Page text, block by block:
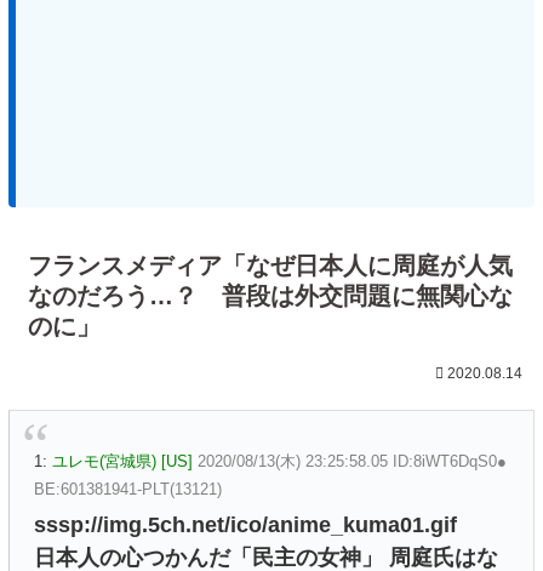
フランスメディア「なぜ日本人に周庭が人気
なのだろう…？ 普段は外交問題に無関心な
のに」
2020.08.14
1: ユレモ(宮城県) [US] 2020/08/13(木) 23:25:58.05 ID:8iWT6DqS0●
BE:601381941-PLT(13121)
sssp://img.5ch.net/ico/anime_kuma01.gif
日本人の心つかんだ「民主の女神」 周庭氏はな